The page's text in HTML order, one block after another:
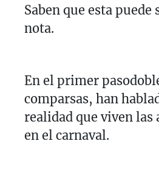
Saben que esta puede
nota.
En el primer
comparsas, han
realidad que viven las
en el carnaval.